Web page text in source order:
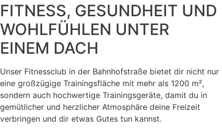
FITNESS, GESUNDHEIT UND
WOHLFÜHLEN UNTER
EINEM DACH
Unser Fitnessclub in der Bahnhofstraße bietet dir nicht nur
eine großzügige Trainingsfläche mit mehr als 1200 m²,
sondern auch hochwertige Trainingsgeräte, damit du in
gemütlicher und herzlicher Atmosphäre deine Freizeit
verbringen und dir etwas Gutes tun kannst.